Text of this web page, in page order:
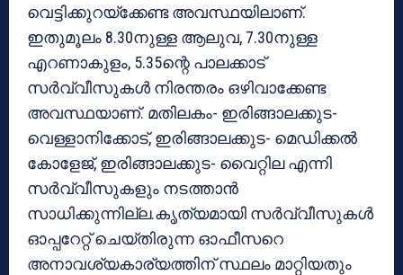
വെട്ടിക്കുറയ്‌ക്കേണ്ട അവസ്ഥയിലാണ്.
ഇതുമൂലം 8.30നുള്ള ആലുവ, 7.30നുള്ള
എറണാകുളം, 5.35ന്റെ പാലക്കാട്
സര്‍വ്വീസുകള്‍ നിരന്തരം ഒഴിവാക്കേണ്ട
അവസ്ഥയാണ്. മതിലകം- ഇരിങ്ങാലക്കുട-
വെള്ളാനിക്കോട്, ഇരിങ്ങാലക്കുട- മെഡിക്കല്‍
കോളേജ്, ഇരിങ്ങാലക്കുട- വൈറ്റില എന്നി
സര്‍വ്വീസുകളും നടത്താന്‍
സാധിക്കുന്നില്ല.കൃത്യമായി സര്‍വ്വീസുകള്‍
ഓപ്പറേറ്റ് ചെയ്തിരുന്ന ഓഫീസറെ
അനാവശ്യകാര്യത്തിന് സ്ഥലം മാറ്റിയതും